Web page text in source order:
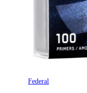
Federal